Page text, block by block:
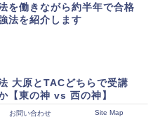
を働きながら約半年で合格
法を紹介します
大原とTACどちらで受講
【東の神 vs 西の神】
お問い合わせ Site Map